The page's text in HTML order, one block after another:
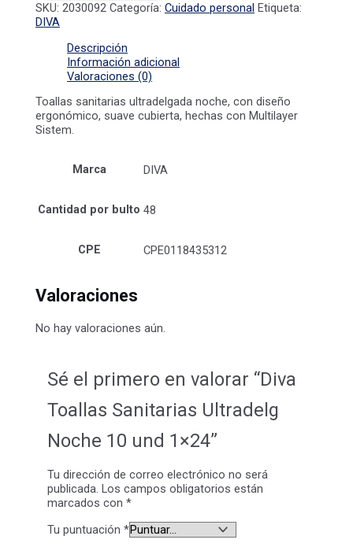
SKU:2030092 Categoría:Cuidado personal Etiqueta:
DIVA
Descripción
Información adicional
Valoraciones (0)
Toallas sanitarias ultradelgada noche, con diseño
ergonómico, suave cubierta, hechas con Multilayer
Sistem.
Marca DIVA
Cantidad por bulto 48
CPE CPE0118435312
Valoraciones
No hay valoraciones aún.
Sé el primero en valorar “Diva
Toallas Sanitarias Ultradelg
Noche 10 und 1×24”
Tu dirección de correo electrónico no será
publicada. Los campos obligatorios están
marcados con *
Tu puntuación *